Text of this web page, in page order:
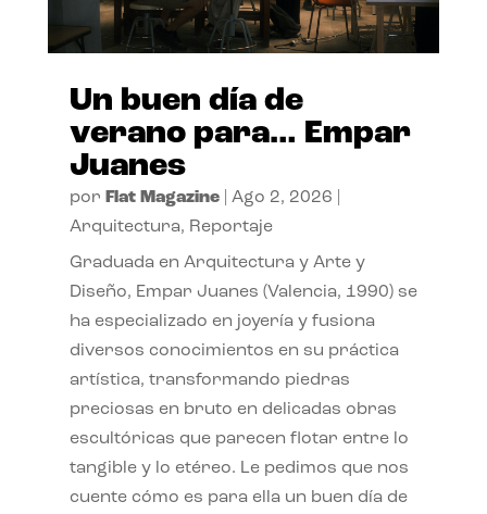
Un buen día de
verano para… Empar
Juanes
por Flat Magazine| Ago 2, 2026
Arquitectura, Reportaje
Graduada en Arquitectura y Arte y
Diseño, Empar Juanes (Valencia, 1990) se
ha especializado en joyería y fusiona
diversos conocimientos en su práctica
artística, transformando piedras
preciosas en bruto en delicadas obras
escultóricas que parecen flotar entre lo
tangible y lo etéreo. Le pedimos que nos
cuente cómo es para ella un buen día de